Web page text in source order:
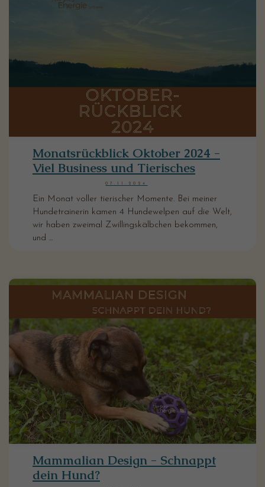
Monatsrückblick Oktober 2024 -
Viel Business und Tierisches
07.11.2024
Ein Monat voller tierischer Momente. Bei meiner
Hundetrainerin kamen 4 Hundewelpen auf die Welt,
wir haben zweimal Zwillingskälbchen bekommen,
und ...
Mammalian Design - Schnappt
dein Hund?